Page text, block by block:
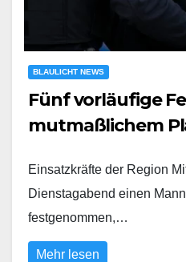
BLAULICHT NEWS
Fünf vorläufige
mutmaßlichem
Einsatzkräfte der Region
Dienstagabend einen
festgenommen,…
Mehr lesen